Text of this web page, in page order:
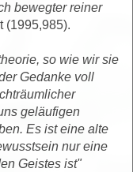
bewegter reiner
(1995,985).
so wie wir sie
Gedanke voll
geläufigen
Es ist eine alte
nur eine
Geistes ist"